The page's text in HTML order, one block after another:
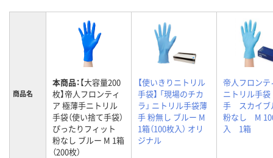
商品名
本商品：【大容量200
枚】帝人フロンティ
ア 極薄手ニトリル
手袋（使い捨て手袋）
ぴったりフィット
粉なし ブルー M 1箱
（200枚）
【使いきりニトリル
手袋】 「現場のチカ
ラ」 ニトリル手袋薄
手 粉無し ブルー M
1箱（100枚入） オリ
ジナル
帝人フロン
ニトリル手
手 スカイ
粉なし M
入 1箱